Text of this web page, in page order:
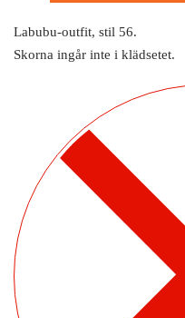
Labubu-outfit, stil 56.
Skorna ingår inte i klädsetet.